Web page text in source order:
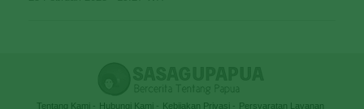
Tentang Kami Hubungi Kami Kebijakan Privasi Persyaratan Layanan